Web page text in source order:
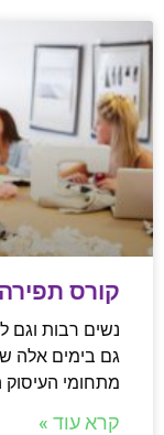
קורס תפירה
נשים רבות וגם
גם בימים אלה
מתחומי העיסוק
קרא עוד »